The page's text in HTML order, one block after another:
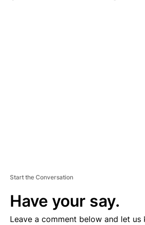
Start the Conversation
Have your say.
Leave a comment below and let us